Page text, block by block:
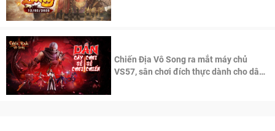
Chiến Địa Vô Song ra mắt máy chủ
VS57, sân chơi đích thực dành cho dân